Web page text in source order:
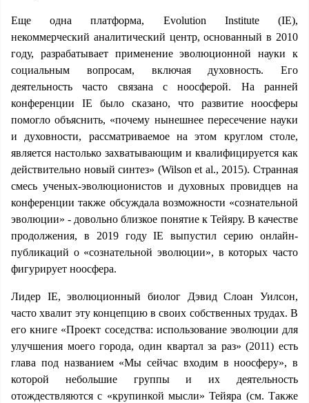
Еще одна платформа, Evolution Institute (IE),
некоммерческий аналитический центр, основанный в 2010
году, разрабатывает применение эволюционной науки к
социальным вопросам, включая духовность. Его
деятельность часто связана с ноосферой. На ранней
конференции IE было сказано, что развитие ноосферы
помогло объяснить, «почему нынешнее пересечение науки
и духовности, рассматриваемое на этом круглом столе,
является настолько захватывающим и квалифицируется как
действительно новый синтез» (Wilson et al., 2015). Странная
смесь ученых-эволюционистов и духовных провидцев на
конференции также обсуждала возможности «сознательной
эволюции» - довольно близкое понятие к Тейяру. В качестве
продолжения, в 2019 году IE выпустил серию онлайн-
публикаций о «сознательной эволюции», в которых часто
фигурирует ноосфера.
Лидер IE, эволюционный биолог Дэвид Слоан Уилсон,
часто хвалит эту концепцию в своих собственных трудах. В
его книге «Проект соседства: использование эволюции для
улучшения моего города, один квартал за раз» (2011) есть
глава под названием «Мы сейчас входим в ноосферу», в
которой небольшие группы и их деятельность
отождествляются с «крупинкой мысли» Тейяра (см. Также